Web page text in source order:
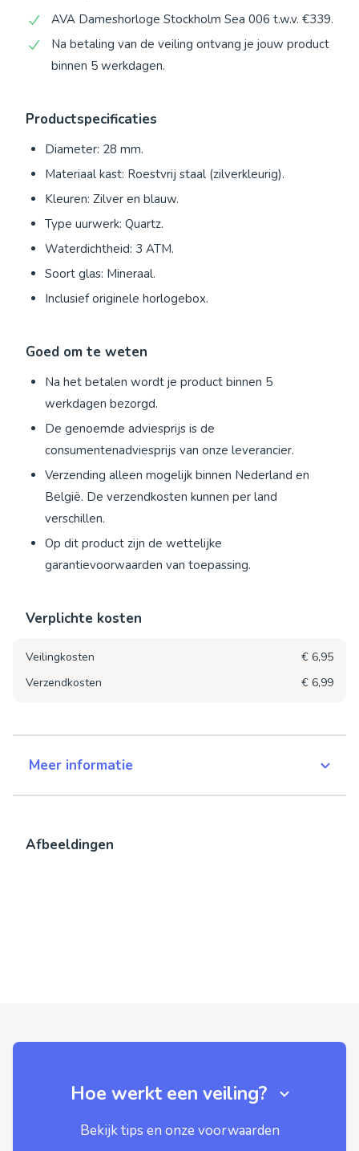
AVA Dameshorloge Stockholm Sea 006 t.w.v. €339.
Na betaling van de veiling ontvang je jouw product
binnen 5 werkdagen.
Productspecificaties
Diameter: 28 mm.
Materiaal kast: Roestvrij staal (zilverkleurig).
Kleuren: Zilver en blauw.
Type uurwerk: Quartz.
Waterdichtheid: 3 ATM.
Soort glas: Mineraal.
Inclusief originele horlogebox.
Goed om te weten
Na het betalen wordt je product binnen 5
werkdagen bezorgd.
De genoemde adviesprijs is de
consumentenadviesprijs van onze leverancier.
Verzending alleen mogelijk binnen Nederland en
België. De verzendkosten kunnen per land
verschillen.
Op dit product zijn de wettelijke
garantievoorwaarden van toepassing.
Verplichte kosten
Veilingkosten
€ 6,95
Verzendkosten
€ 6,99
Meer informatie
Afbeeldingen
Hoe werkt een veiling?
Bekijk tips en onze voorwaarden